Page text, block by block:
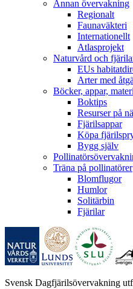
Annan övervakning
Regionalt
Faunaväkteri
Internationellt
Atlasprojekt
Naturvård och
EUs
Arter med
Böcker, appar,
Boktips
Resurser på
Fjärilsappar
Köpa
Bygg själv
Träna på pollinatörer
Blomflugor
Humlor
Solitärbin
Fjärilar
Svensk Dagfjärilsövervakning